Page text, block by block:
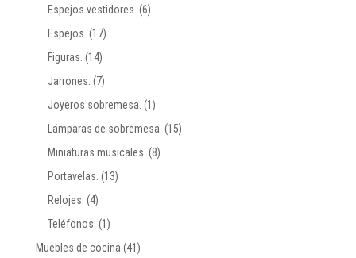
Espejos vestidores. (6)
Espejos. (17)
Figuras. (14)
Jarrones. (7)
Joyeros sobremesa. (1)
Lámparas de sobremesa. (15)
Miniaturas musicales. (8)
Portavelas. (13)
Relojes. (4)
Teléfonos. (1)
Muebles de cocina (41)